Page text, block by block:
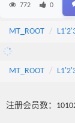
772 0
MT_ROOT
MT_ROOT
注册会员数：